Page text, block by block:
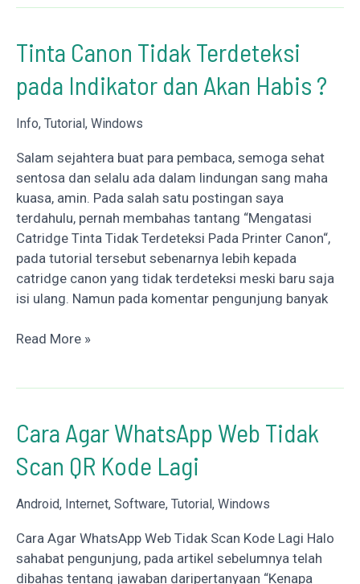
Manager
Xiaomi
melalui
Tinta Canon Tidak Terdeteksi
pada Indikator dan Akan Habis ?
Info, Tutorial, Windows
Salam sejahtera buat para pembaca, semoga sehat
sentosa dan selalu ada dalam lindungan sang maha
kuasa, amin. Pada salah satu postingan saya
terdahulu, pernah membahas tantang “Mengatasi
Catridge Tinta Tidak Terdeteksi Pada Printer Canon“,
pada tutorial tersebut sebenarnya lebih kepada
catridge canon yang tidak terdeteksi meski baru saja
isi ulang. Namun pada komentar pengunjung banyak
Tinta
Indikator
dan
Akan
Habis
Read More »
Cara Agar WhatsApp Web Tidak
Scan QR Kode Lagi
Android, Internet, Software, Tutorial, Windows
Cara Agar WhatsApp Web Tidak Scan Kode Lagi Halo
sahabat pengunjung, pada artikel sebelumnya telah
dibahas tentang jawaban daripertanyaan “Kenapa